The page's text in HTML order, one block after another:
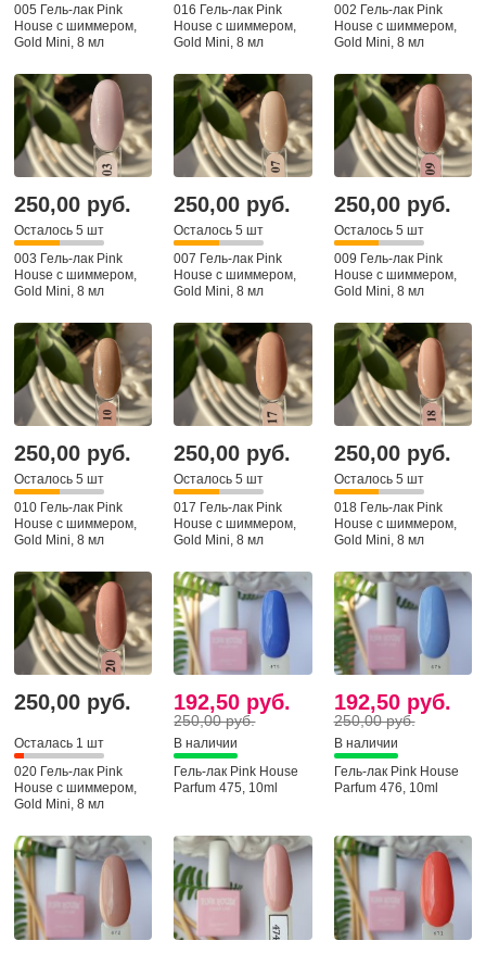
005 Гель-лак Pink
House с шиммером,
Gold Mini, 8 мл
016 Гель-лак Pink
House с шиммером,
Gold Mini, 8 мл
002 Гель-лак Pink
House с шиммером,
Gold Mini, 8 мл
250,00 руб.
Осталось 5 шт
003 Гель-лак Pink
House с шиммером,
Gold Mini, 8 мл
250,00 руб.
Осталось 5 шт
007 Гель-лак Pink
House с шиммером,
Gold Mini, 8 мл
250,00 руб.
Осталось 5 шт
009 Гель-лак Pink
House с шиммером,
Gold Mini, 8 мл
250,00 руб.
Осталось 5 шт
010 Гель-лак Pink
House с шиммером,
Gold Mini, 8 мл
250,00 руб.
Осталось 5 шт
017 Гель-лак Pink
House с шиммером,
Gold Mini, 8 мл
250,00 руб.
Осталось 5 шт
018 Гель-лак Pink
House с шиммером,
Gold Mini, 8 мл
250,00 руб.
Осталась 1 шт
020 Гель-лак Pink
House с шиммером,
Gold Mini, 8 мл
192,50 руб.
250,00 руб.
В наличии
Гель-лак Pink House
Parfum 475, 10ml
192,50 руб.
250,00 руб.
В наличии
Гель-лак Pink House
Parfum 476, 10ml